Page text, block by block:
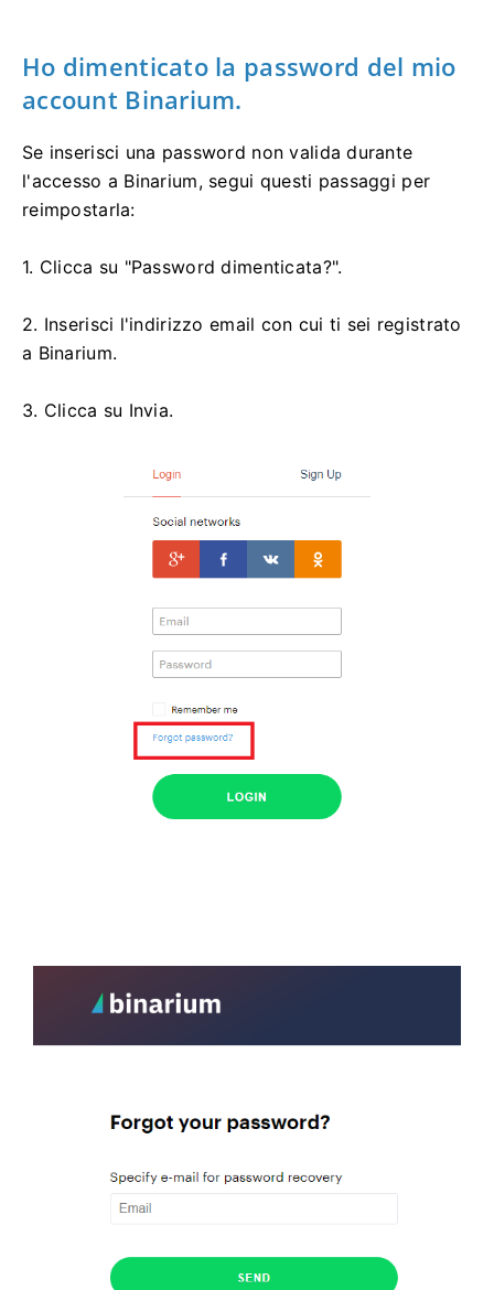
Ho dimenticato la password del mio
account Binarium.
Se inserisci una password non valida durante
l'accesso a Binarium, segui questi passaggi per
reimpostarla:
1. Clicca su "Password dimenticata?".
2. Inserisci l'indirizzo email con cui ti sei registrato
a Binarium.
3. Clicca su Invia.